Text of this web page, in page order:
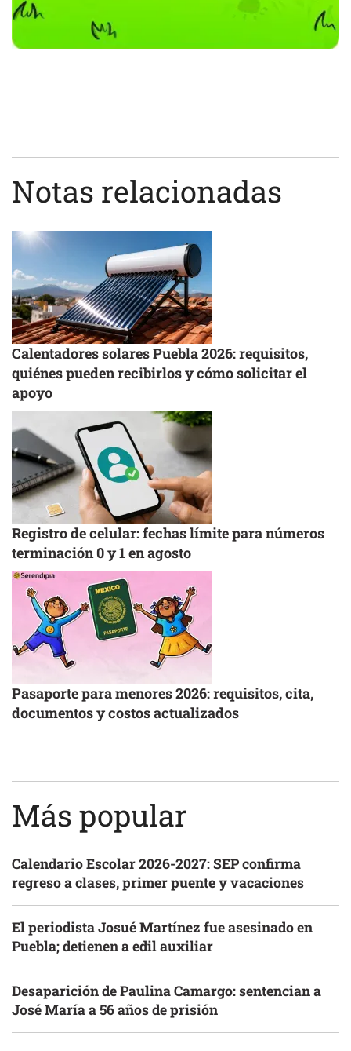
Notas relacionadas
Calentadores solares Puebla 2026: requisitos,
quiénes pueden recibirlos y cómo solicitar el
apoyo
Registro de celular: fechas límite para números
terminación 0 y 1 en agosto
Pasaporte para menores 2026: requisitos, cita,
documentos y costos actualizados
Más popular
Calendario Escolar 2026-2027: SEP confirma
regreso a clases, primer puente y vacaciones
El periodista Josué Martínez fue asesinado en
Puebla; detienen a edil auxiliar
Desaparición de Paulina Camargo: sentencian a
José María a 56 años de prisión